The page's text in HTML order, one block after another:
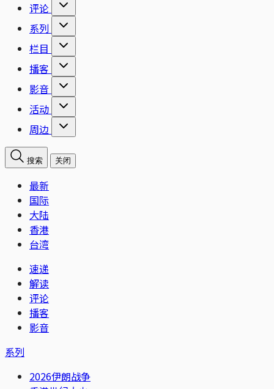
评论
系列
栏目
播客
影音
活动
周边
搜索 关闭
最新
国际
大陆
香港
台湾
速递
解读
评论
播客
影音
系列
2026伊朗战争